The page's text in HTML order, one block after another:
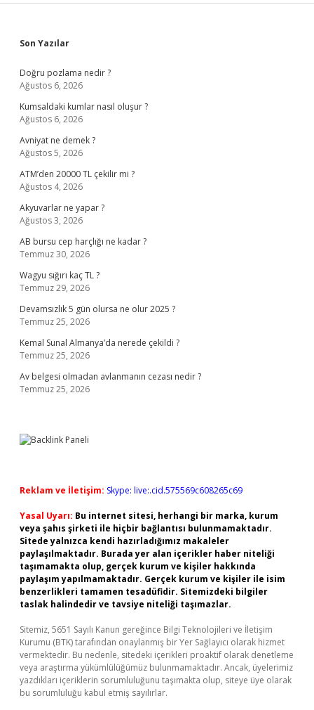
Sidebar
Son Yazılar
Doğru pozlama nedir ?
Ağustos 6, 2026
Kumsaldaki kumlar nasıl oluşur ?
Ağustos 6, 2026
Avniyat ne demek ?
Ağustos 5, 2026
ATM’den 20000 TL çekilir mi ?
Ağustos 4, 2026
Akyuvarlar ne yapar ?
Ağustos 3, 2026
AB bursu cep harçlığı ne kadar ?
Temmuz 30, 2026
Wagyu sığırı kaç TL ?
Temmuz 29, 2026
Devamsızlık 5 gün olursa ne olur 2025 ?
Temmuz 25, 2026
Kemal Sunal Almanya’da nerede çekildi ?
Temmuz 25, 2026
Av belgesi olmadan avlanmanın cezası nedir ?
Temmuz 25, 2026
Reklam ve İletişim: Skype: live:.cid.575569c608265c69
Yasal Uyarı: Bu internet sitesi, herhangi bir marka, kurum
veya şahıs şirketi ile hiçbir bağlantısı bulunmamaktadır.
Sitede yalnızca kendi hazırladığımız makaleler
paylaşılmaktadır. Burada yer alan içerikler haber niteliği
taşımamakta olup, gerçek kurum ve kişiler hakkında
paylaşım yapılmamaktadır. Gerçek kurum ve kişiler ile isim
benzerlikleri tamamen tesadüfidir. Sitemizdeki bilgiler
taslak halindedir ve tavsiye niteliği taşımazlar.
Sitemiz, 5651 Sayılı Kanun gereğince Bilgi Teknolojileri ve İletişim
Kurumu (BTK) tarafından onaylanmış bir Yer Sağlayıcı olarak hizmet
vermektedir. Bu nedenle, sitedeki içerikleri proaktif olarak denetleme
veya araştırma yükümlülüğümüz bulunmamaktadır. Ancak, üyelerimiz
yazdıkları içeriklerin sorumluluğunu taşımakta olup, siteye üye olarak
bu sorumluluğu kabul etmiş sayılırlar.